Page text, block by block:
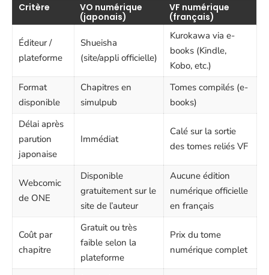
Critère
VO numérique
(japonais)
VF numérique
(français)
Éditeur /
plateforme
Shueisha
(site/appli officielle)
Kurokawa via e-
books (Kindle,
Kobo, etc.)
Format
disponible
Chapitres en
simulpub
Tomes compilés (e-
books)
Délai après
parution
japonaise
Immédiat
Calé sur la sortie
des tomes reliés VF
Webcomic
de ONE
Disponible
gratuitement sur le
site de l’auteur
Aucune édition
numérique officielle
en français
Coût par
chapitre
Gratuit ou très
faible selon la
plateforme
Prix du tome
numérique complet